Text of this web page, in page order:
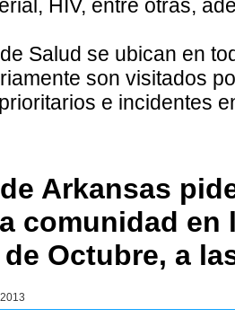
HIV, entre otras,
Salud se ubican en
son visitados
e incidentes
Arkansas
comunidad en
Octubre, a